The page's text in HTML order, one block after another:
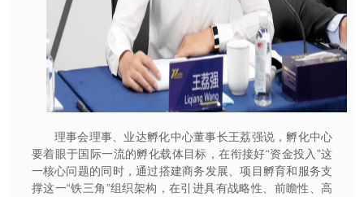
理事会理事、业达孵化中心董事长王荔强说，孵化中心
要着眼于国际一流的孵化载体目标，在衔接好“资金投入”这
一核心问题的同时，通过搭建商务发展、项目孵育和服务支
撑这一“铁三角”组织架构，在引进具有战略性、前瞻性、高